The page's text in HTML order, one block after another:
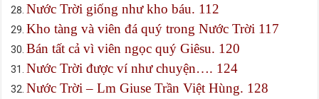
Nước Trời giống như kho báu. 112
Kho tàng và viên đá quý trong Nước Trời 117
Bán tất cả vì viên ngọc quý Giêsu. 120
Nước Trời được ví như chuyện…. 124
Nước Trời – Lm Giuse Trần Việt Hùng. 128